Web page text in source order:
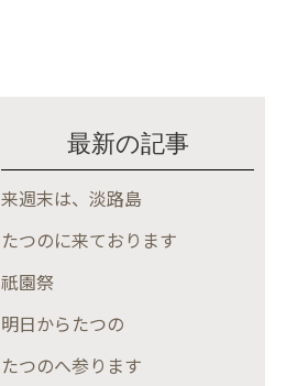
最新の記事
来週末は、淡路島
たつのに来ております
祇園祭
明日からたつの
たつのへ参ります